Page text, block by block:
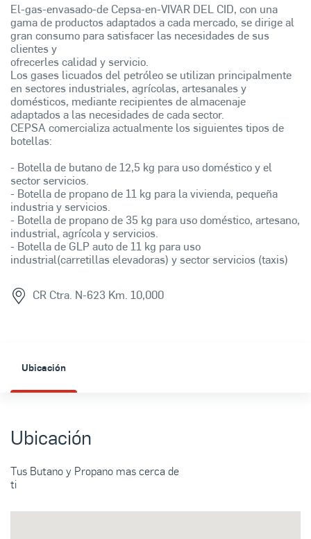
El-gas-envasado-de Cepsa-en-VIVAR DEL CID, con una
gama de productos adaptados a cada mercado, se dirige al
gran consumo para satisfacer las necesidades de sus
clientes y
ofrecerles calidad y servicio.
Los gases licuados del petróleo se utilizan principalmente
en sectores industriales, agrícolas, artesanales y
domésticos, mediante recipientes de almacenaje
adaptados a las necesidades de cada sector.
CEPSA comercializa actualmente los siguientes tipos de
botellas:
- Botella de butano de 12,5 kg para uso doméstico y el
sector servicios.
- Botella de propano de 11 kg para la vivienda, pequeña
industria y servicios.
- Botella de propano de 35 kg para uso doméstico, artesano,
industrial, agrícola y servicios.
- Botella de GLP auto de 11 kg para uso
industrial(carretillas elevadoras) y sector servicios (taxis)
CR Ctra. N-623 Km. 10,000
Ubicación
Ubicación
Tus Butano y Propano mas cerca de
ti